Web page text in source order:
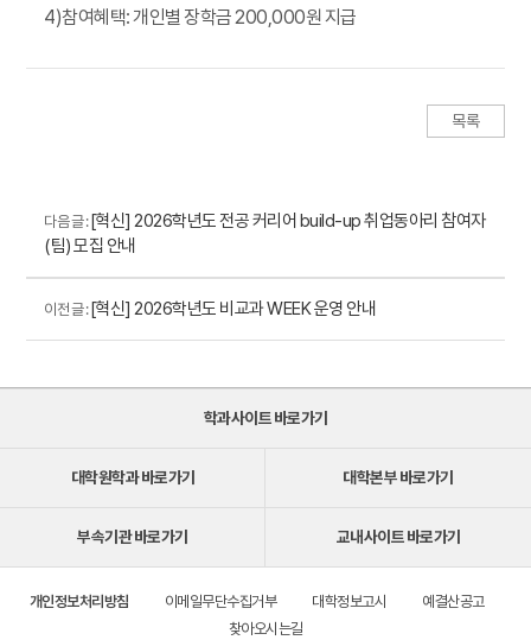
4)참여혜택: 개인별 장학금 200,000원 지급
목록
다음 글 : [혁신] 2026학년도 전공 커리어 build-up 취업동아리 참여자
(팀) 모집 안내
이전 글 : [혁신] 2026학년도 비교과 WEEK 운영 안내
학과사이트 바로가기
대학원학과 바로가기 대학본부 바로가기
부속기관 바로가기 교내사이트 바로가기
개인정보처리방침 이메일무단수집거부 대학정보고시
예결산공고
찾아오시는길